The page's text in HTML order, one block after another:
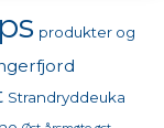
produkter og
Strandryddeuka